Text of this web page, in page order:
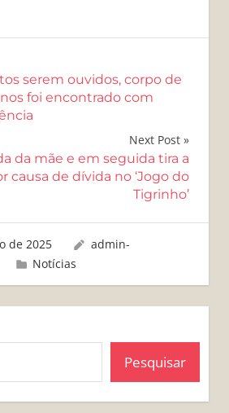
serem ouvidos, corpo de
foi encontrado com
Next Post
da mãe e em seguida tira a
causa de dívida no ‘Jogo do
Tigrinho’
de 2025
admin-
Notícias
Pesquisar